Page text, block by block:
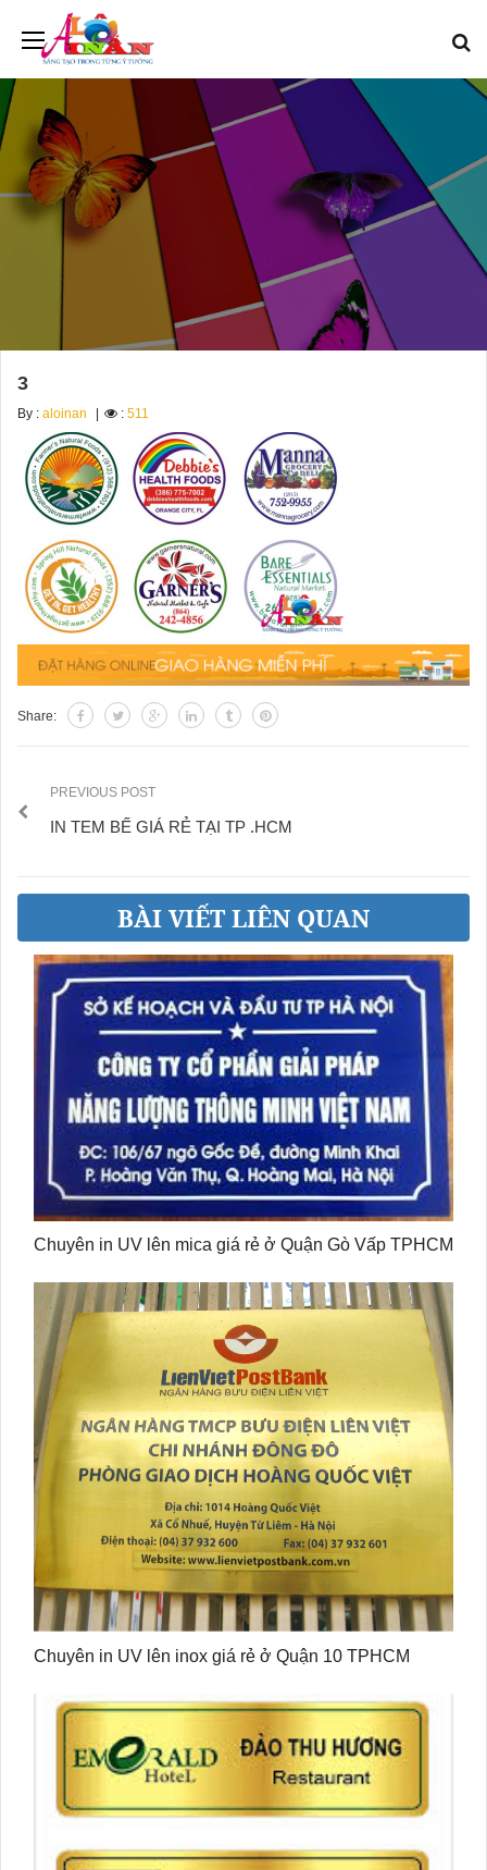
3
By : aloinan : 511
Share:
PREVIOUS POST
IN TEM BẾ GIÁ RẺ TẠI TP .HCM
BÀI VIẾT LIÊN QUAN
Chuyên in UV lên mica giá rẻ ở Quận Gò Vấp TPHCM
Chuyên in UV lên inox giá rẻ ở Quận 10 TPHCM